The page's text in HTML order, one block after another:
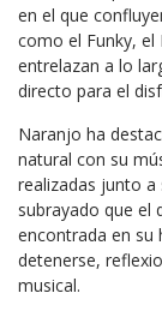
en el que
como el Funky, el
entrelazan a lo
directo para el
Naranjo ha
natural con su
realizadas junto a
subrayado que el
encontrada en su
detenerse,
musical.